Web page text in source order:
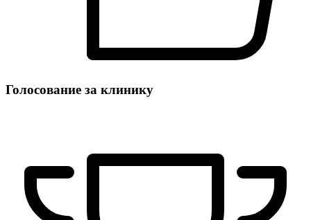
Голосование за клинику